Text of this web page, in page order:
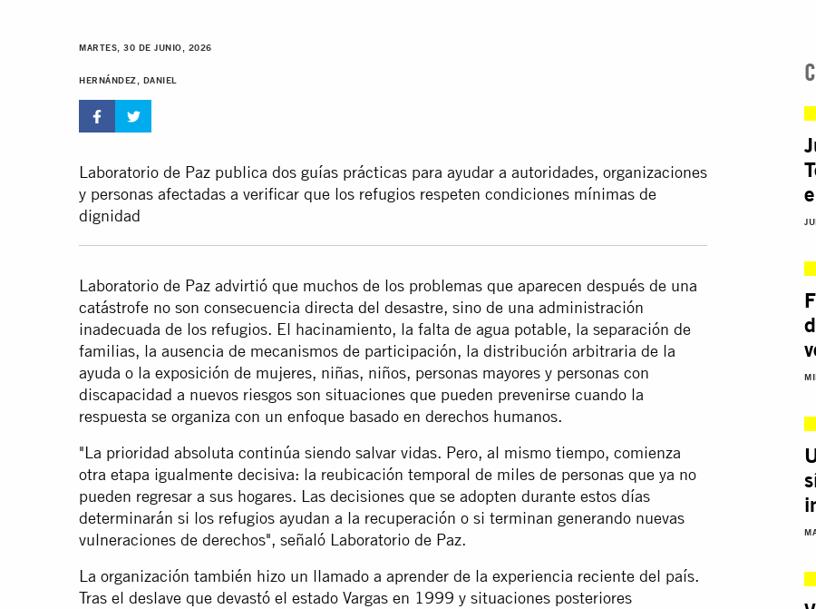
MARTES, 30 DE JUNIO, 2026
HERNÁNDEZ, DANIEL
Laboratorio de Paz publica dos guías prácticas para ayudar a autoridades, organizaciones
y personas afectadas a verificar que los refugios respeten condiciones mínimas de
dignidad
Laboratorio de Paz advirtió que muchos de los problemas que aparecen después de una
catástrofe no son consecuencia directa del desastre, sino de una administración
inadecuada de los refugios. El hacinamiento, la falta de agua potable, la separación de
familias, la ausencia de mecanismos de participación, la distribución arbitraria de la
ayuda o la exposición de mujeres, niñas, niños, personas mayores y personas con
discapacidad a nuevos riesgos son situaciones que pueden prevenirse cuando la
respuesta se organiza con un enfoque basado en derechos humanos.
"La prioridad absoluta continúa siendo salvar vidas. Pero, al mismo tiempo, comienza
otra etapa igualmente decisiva: la reubicación temporal de miles de personas que ya no
pueden regresar a sus hogares. Las decisiones que se adopten durante estos días
determinarán si los refugios ayudan a la recuperación o si terminan generando nuevas
vulneraciones de derechos", señaló Laboratorio de Paz.
La organización también hizo un llamado a aprender de la experiencia reciente del país.
Tras el deslave que devastó el estado Vargas en 1999 y situaciones posteriores